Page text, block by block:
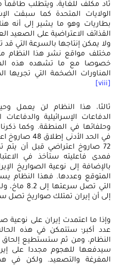
مكلف للغاية، ويتطلب طاقماً مدربا
وهو ما يشير إلى أنه هناك
الاعتراضية على الصعيد
يمكن إنتاجها بالسرعة التي قد تكون
مواقع نشر هذا النظام مثل
مع ما تشهده هذه
الضخمة التي تجريها الصين
هذا النظام لن يعمل وحيدا،
الإسرائيلية والدفاعات
في المنطقة. وكما ذكرنا
في الحد الأدنى إطلاق 48
72 صاروخ اعتراضي قبل أن يتم
فاعليته ستأخذ في الاعتبار ما
إلى نوعية الصواريخ
وعددها. فهذا النظام يستطيع
التي تصل سرعتها إلى
أن إيران تمتلك صواريخ تصل سرعتها لـ 18
ما اعتمدت إيران على نوعية صواريخ
أكبر؛ ستتمكن في هذه الحالة من
ومن ثم ستستطيع إلحاق
للهجوم مجددا على إيران
والتصعيد. ولكن في هذه